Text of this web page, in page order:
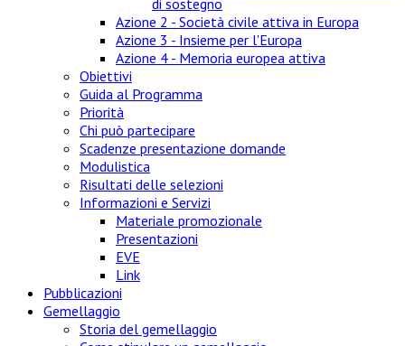
di sostegno
Azione 2 - Società civile attiva in Europa
Azione 3 - Insieme per l'Europa
Azione 4 - Memoria europea attiva
Obiettivi
Guida al Programma
Priorità
Chi può partecipare
Scadenze presentazione domande
Modulistica
Risultati delle selezioni
Informazioni e Servizi
Materiale promozionale
Presentazioni
EVE
Link
Pubblicazioni
Gemellaggio
Storia del gemellaggio